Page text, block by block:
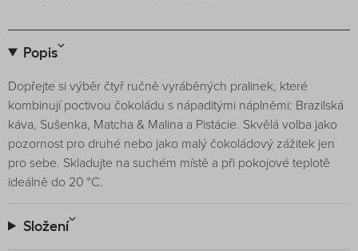
Popis
Dopřejte si výběr čtyř ručně vyráběných pralinek, které
kombinují poctivou čokoládu s nápaditými náplněmi: Brazilská
káva, Sušenka, Matcha & Malina a Pistácie. Skvělá volba jako
pozornost pro druhé nebo jako malý čokoládový zážitek jen
pro sebe. Skladujte na suchém místě a při pokojové teplotě
ideálně do 20 °C.
Složení